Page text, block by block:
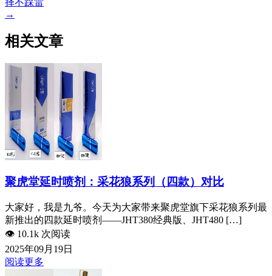
→
相关文章
聚虎堂延时喷剂：采花狼系列（四款）对比
大家好，我是九爷。今天为大家带来聚虎堂旗下采花狼系列最
新推出的四款延时喷剂——JHT380经典版、JHT480 […]
👁️ 10.1k 次阅读
2025年09月19日
阅读更多